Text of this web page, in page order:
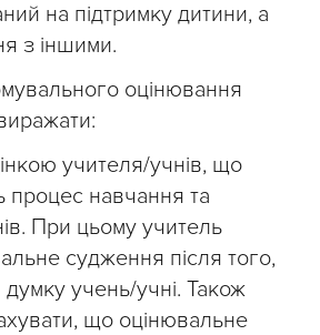
на підтримку дитини, а
з іншими.
оцінювання
учителя/учнів, що
процес навчання та
При цьому учитель
судження після того,
учень/учні. Також
що оцінювальне